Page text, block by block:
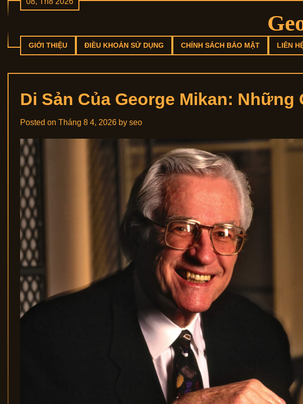
Skip
GIỚI THIỆU ĐIỀU KHOẢN SỬ DỤNG CHÍNH SÁCH BẢO MẬT LIÊN
Di Sản Của George Mikan:
Posted on Tháng 8 4, 2026 by seo